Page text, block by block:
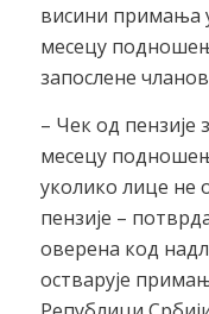
висини примања
месецу
запослене
– Чек од пензије
месецу
уколико лице не
пензије –
оверена код
остварује